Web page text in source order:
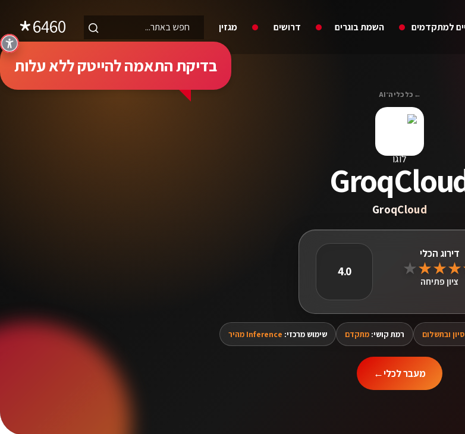
למתקדמים השמת בוגרים דרושים מגזין 6460
בדיקת התאמה להייטק ללא עלות
← כל כלי ה־AI
GroqCloud
4.0 ★
★
★
★
ציון פתיחה
ובתשלום רמת קושי:מתקדם שימוש מרכזי: Inference מהיר
מעבר לכלי←